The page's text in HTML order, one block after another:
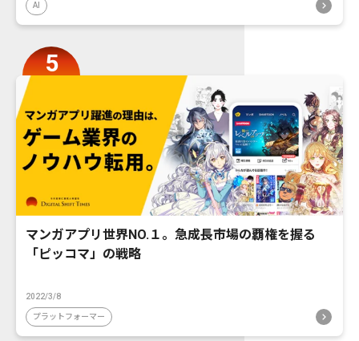
AI
マンガアプリ世界NO.１。急成長市場の覇権を握る
「ピッコマ」の戦略
2022/3/8
プラットフォーマー